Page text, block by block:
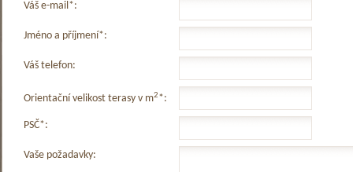
Váš e-mail*:
Jméno a příjmení*:
Váš telefon:
Orientační velikost terasy v m2*:
PSČ*:
Vaše požadavky: